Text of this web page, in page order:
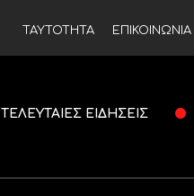
ΤΑΥΤΟΤΗΤΑ ΕΠΙΚΟΙΝΩΝΙΑ
ΤΕΛΕΥΤΑΙΕΣ ΕΙΔΗΣΕΙΣ